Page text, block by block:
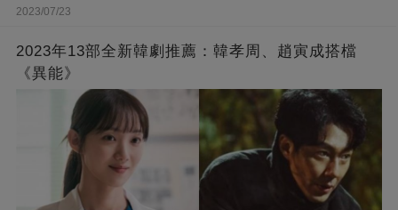
2023/07/23
2023年13部全新韓劇推薦：韓孝周、趙寅成搭檔
《異能》